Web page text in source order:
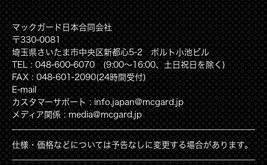
マックガード日本合同会社
〒330-0081
埼玉県さいたま市中央区新都心5-2 ポルト小池ビル
TEL : 048-600-6070 (9:00〜16:00、土日祝日を除く)
FAX : 048-601-2090(24時間受付)
E-mail
カスタマーサポート : info.japan@mcgard.jp
メディア関係 : media@mcgard.jp
仕様・価格などについては予告なしに変更する場合があります。